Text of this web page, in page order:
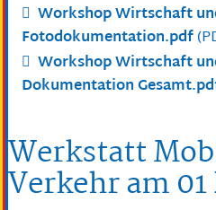
Workshop Wirtschaft
Fotodokumentation.pdf
Workshop Wirtschaft
Dokumentation
Werkstatt
Verkehr am